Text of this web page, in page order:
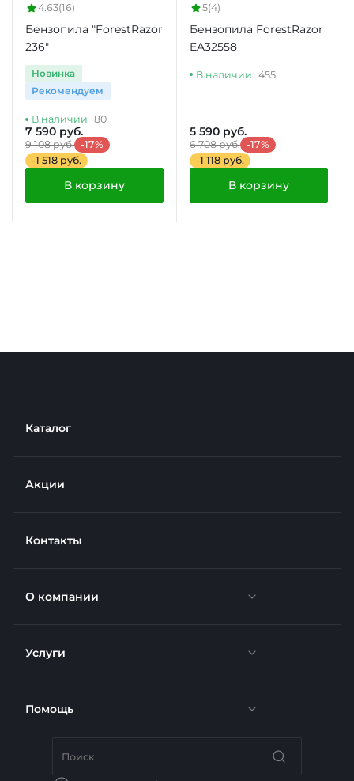
4.63(16)
Бензопила "ForestRazor
236"
Новинка
Рекомендуем
В наличии 80
7 590 руб.
9 108 руб. -17%
-1 518 руб.
В корзину
5(4)
Бензопила ForestRazor
EA32558
В наличии 455
5 590 руб.
6 708 руб. -17%
-1 118 руб.
В корзину
Каталог
Акции
Контакты
О компании
Новости
Отзывы
Вакансии
Услуги
Доставка
Недвижимость
Помощь